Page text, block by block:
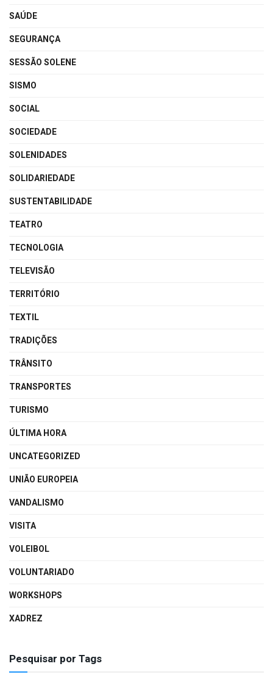
SAÚDE
SEGURANÇA
SESSÃO SOLENE
SISMO
SOCIAL
SOCIEDADE
SOLENIDADES
SOLIDARIEDADE
SUSTENTABILIDADE
TEATRO
TECNOLOGIA
TELEVISÃO
TERRITÓRIO
TEXTIL
TRADIÇÕES
TRÂNSITO
TRANSPORTES
TURISMO
ÚLTIMA HORA
UNCATEGORIZED
UNIÃO EUROPEIA
VANDALISMO
VISITA
VOLEIBOL
VOLUNTARIADO
WORKSHOPS
XADREZ
Pesquisar por Tags